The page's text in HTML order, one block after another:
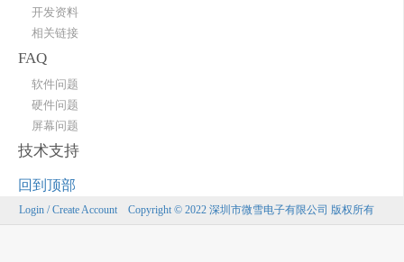
开发资料
相关链接
FAQ
软件问题
硬件问题
屏幕问题
技术支持
回到顶部
Login / Create Account Copyright © 2022 深圳市微雪电子有限公司 版权所有